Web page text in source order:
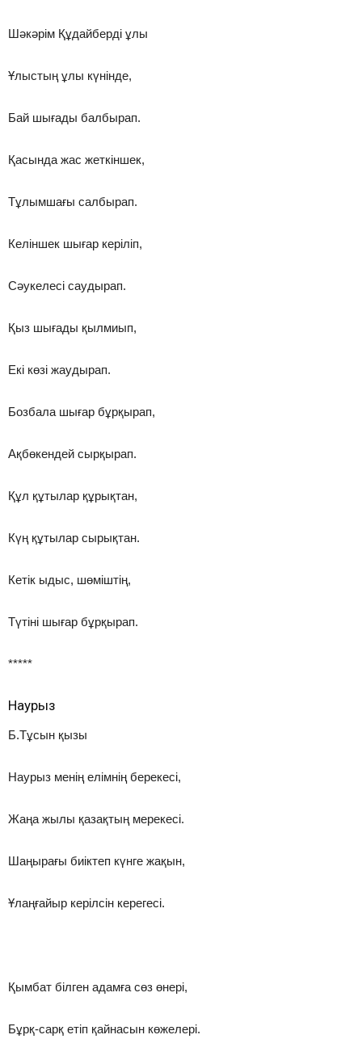
Шәкәрім Құдайберді ұлы
Ұлыстың ұлы күнінде,
Бай шығады балбырап.
Қасында жас жеткіншек,
Тұлымшағы салбырап.
Келіншек шығар керіліп,
Сәукелесі саудырап.
Қыз шығады қылмиып,
Екі көзі жаудырап.
Бозбала шығар бұрқырап,
Ақбөкендей сырқырап.
Құл құтылар құрықтан,
Күң құтылар сырықтан.
Кетік ыдыс, шөміштің,
Түтіні шығар бұрқырап.
*****
Наурыз
Б.Тұсын қызы
Наурыз менің елімнің берекесі,
Жаңа жылы қазақтың мерекесі.
Шаңырағы биіктеп күнге жақын,
Ұлаңғайыр керілсін керегесі.
Қымбат білген адамға сөз өнері,
Бұрқ-сарқ етіп қайнасын көжелері.